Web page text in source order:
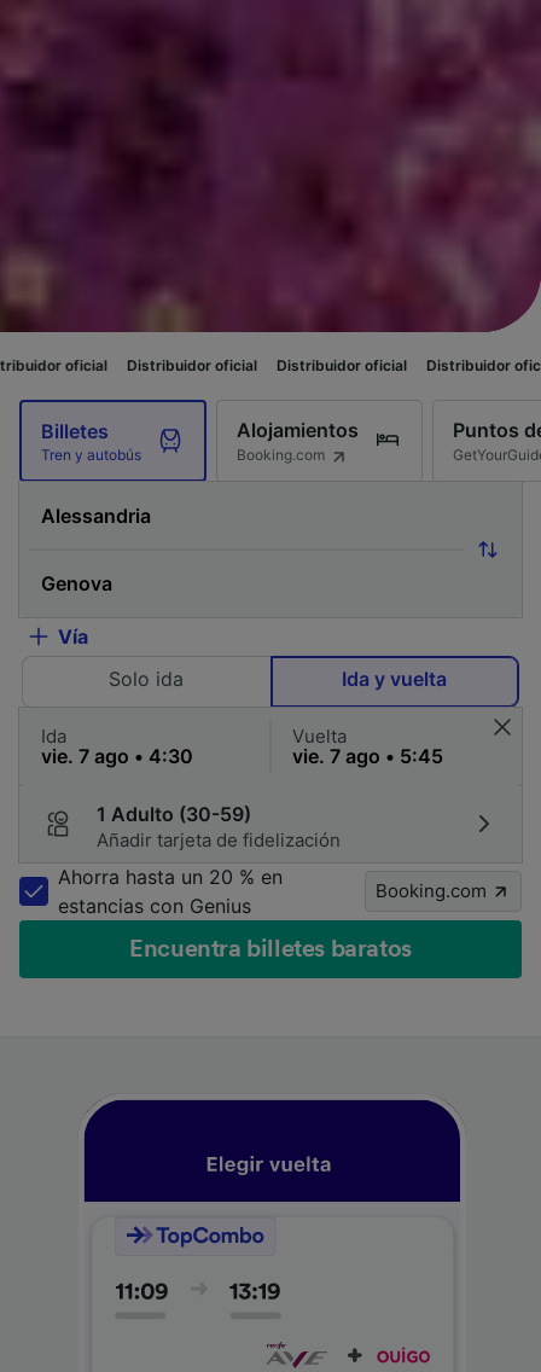
Distribuidor oficial Distribuidor oficial Distribuidor oficial
Billetes
Tren y autobús
Alojamientos
Booking.com
Puntos
Vía
Solo ida
Ida y vuelta
Ida Vuelta
1 Adulto (30-59)
Añadir tarjeta de fidelización
Ahorra hasta un 20 % en
estancias con Genius
Booking.com
Encuentra billetes baratos